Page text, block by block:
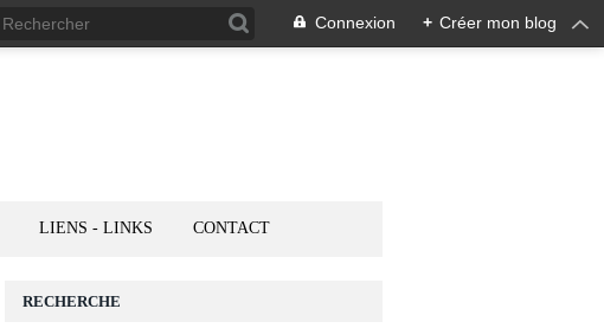
Connexion + Créer mon blog
LIENS - LINKS CONTACT
RECHERCHE